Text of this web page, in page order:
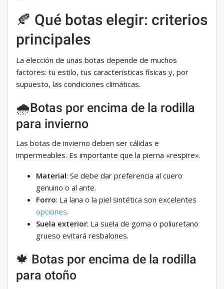
🍂 Qué botas elegir: criterios
principales
La elección de unas botas depende de muchos
factores: tu estilo, tus características físicas y, por
supuesto, las condiciones climáticas.
🌧️Botas por encima de la rodilla
para invierno
Las botas de invierno deben ser cálidas e
impermeables. Es importante que la pierna «respire».
Material: Se debe dar preferencia al cuero
genuino o al ante.
Forro: La lana o la piel sintética son excelentes
opciones.
Suela exterior: La suela de goma o poliuretano
grueso evitará resbalones.
🍁 Botas por encima de la rodilla
para otoño